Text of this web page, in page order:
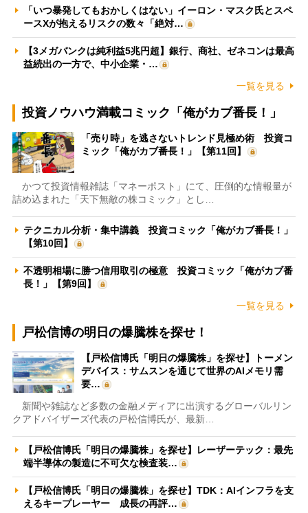
「いつ暴発してもおかしくはない」イーロン・マスク氏とスペ
ースXが抱えるリスクの数々「絶対…
【3メガバンクは純利益5兆円超】銀行、商社、ゼネコンは最高
益続出の一方で、中小企業・…
一覧を見る
投資ノウハウ満載コミック「俺がカブ番長！」
「売り時」を逃さないトレンド見極め術 投資コ
ミック「俺がカブ番長！」【第11回】
かつて投資情報雑誌「マネーポスト」にて、圧倒的な情報量が
詰め込まれた「天下無敵の株コミック」とし…
テクニカル分析・集中講義 投資コミック「俺がカブ番長！」
【第10回】
不透明相場に勝つ信用取引の極意 投資コミック「俺がカブ番
長！」【第9回】
一覧を見る
戸松信博の明日の爆騰株を探せ！
【戸松信博氏「明日の爆騰株」を探せ】トーメン
デバイス：サムスンを通じて世界のAIメモリ需
要…
新聞や雑誌など多数の金融メディアに出演するグローバルリン
クアドバイザーズ代表の戸松信博氏が、最新…
【戸松信博氏「明日の爆騰株」を探せ】レーザーテック：最先
端半導体の製造に不可欠な検査装…
【戸松信博氏「明日の爆騰株」を探せ】TDK：AIインフラを支
えるキープレーヤー 成長の再評…